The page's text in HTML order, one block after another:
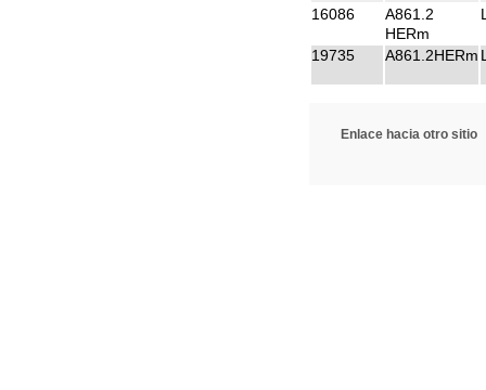
16086
A861.2
HERm
19735 A861.2HERm
Enlace hacia otro sitio